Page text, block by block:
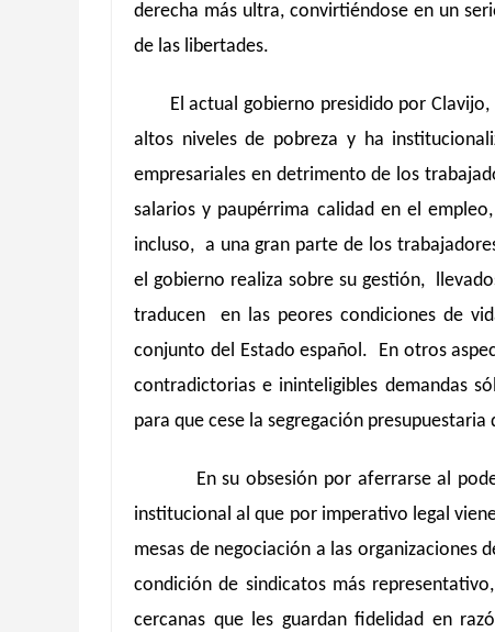
derecha más ultra, convirtiéndose en un
de las libertades.
El actual gobierno presidido por
altos niveles de pobreza y ha
empresariales en detrimento de los
salarios y paupérrima calidad en el
incluso, a una gran parte de los
el gobierno realiza sobre su gestión,
traducen en las peores condiciones de
conjunto del Estado español. En otros
contradictorias e ininteligibles demandas
para que cese la segregación presupuestaria
En su obsesión por aferrarse al
institucional al que por imperativo legal
mesas de negociación a las
condición de sindicatos más
cercanas que les guardan fidelidad en